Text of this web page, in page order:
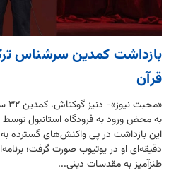
بازداشت کمدین سرشناس
قرآن
به محض ورود به فرودگاه استانبول
دقیقه‌ای او در یوتیوب صورت گرفت؛
طنزآمیز به مقدسات دینی...